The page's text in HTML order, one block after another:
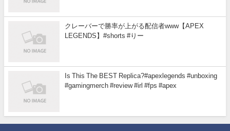
クレーバーで勝率が上がる配信者www【APEX
LEGENDS】#shorts #りー
Is This The BEST Replica?#apexlegends #unboxing
#gamingmerch #review #irl #fps #apex